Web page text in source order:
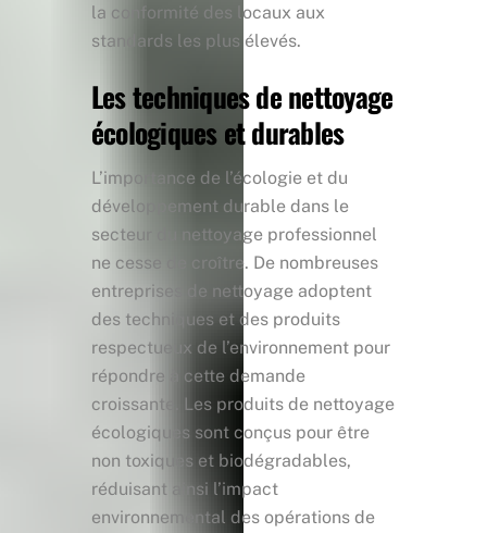
la conformité des locaux aux
standards les plus élevés.
Les techniques de nettoyage
écologiques et durables
L’importance de l’écologie et du
développement durable dans le
secteur du nettoyage professionnel
ne cesse de croître. De nombreuses
entreprises de nettoyage adoptent
des techniques et des produits
respectueux de l’environnement pour
répondre à cette demande
croissante. Les produits de nettoyage
écologiques sont conçus pour être
non toxiques et biodégradables,
réduisant ainsi l’impact
environnemental des opérations de